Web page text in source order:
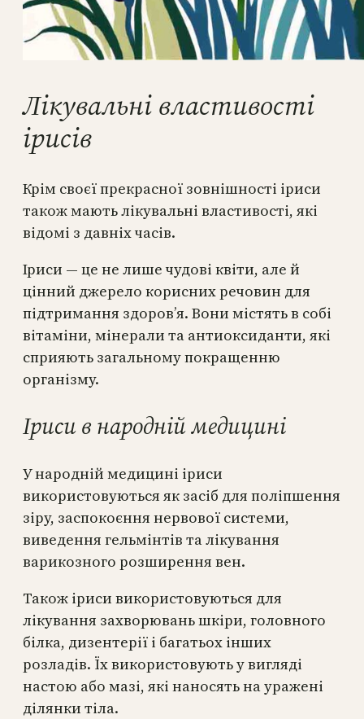
Лікувальні властивості
ірисів
Крім своєї прекрасної зовнішності іриси
також мають лікувальні властивості, які
відомі з давніх часів.
Іриси — це не лише чудові квіти, але й
цінний джерело корисних речовин для
підтримання здоров’я. Вони містять в собі
вітаміни, мінерали та антиоксиданти, які
сприяють загальному покращенню
організму.
Іриси в народній медицині
У народній медицині іриси
використовуються як засіб для поліпшення
зіру, заспокоєння нервової системи,
виведення гельмінтів та лікування
варикозного розширення вен.
Також іриси використовуються для
лікування захворювань шкіри, головного
білка, дизентерії і багатьох інших
розладів. Їх використовують у вигляді
настою або мазі, які наносять на уражені
ділянки тіла.